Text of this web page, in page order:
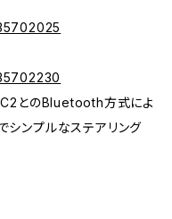
とのBluetooth方式によ
シンプルなステアリング